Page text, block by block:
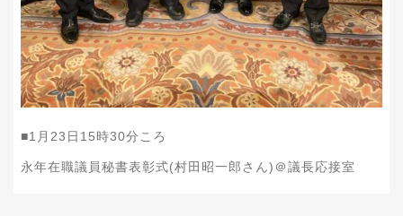
■1月23日15時30分ころ
永年在職議員秘書表彰式(村田昭一郎さん)＠議長応接室